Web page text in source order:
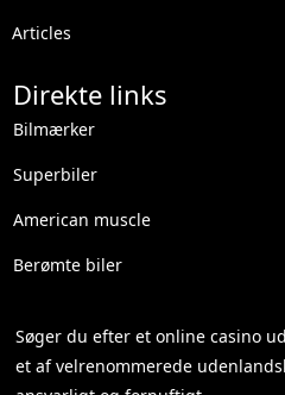
Articles
Direkte links
Bilmærker
Superbiler
American muscle
Berømte biler
Søger du efter etonline casino
et af velrenommerede